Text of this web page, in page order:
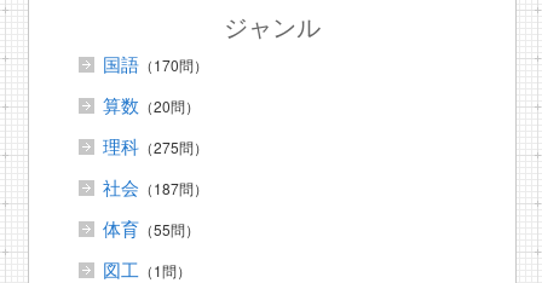
ジャンル
国語（170問）
算数 （20問）
理科（275問）
社会 （187問）
体育（55問）
図工 （1問）